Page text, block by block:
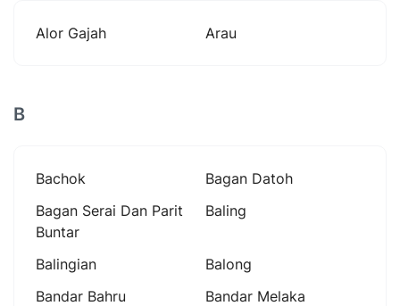
Alor Gajah Arau
B
Bachok
Bagan Datoh
Bagan Serai Dan Parit
Buntar
Baling
Balingian
Balong
Bandar Bahru
Bandar Melaka